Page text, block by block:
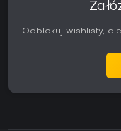
Odblokuj wishlisty,